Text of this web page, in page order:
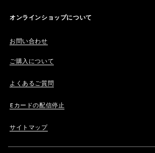
オンラインショップについて
お問い合わせ
ご購入について
よくあるご質問
Eカードの配信停止
サイトマップ